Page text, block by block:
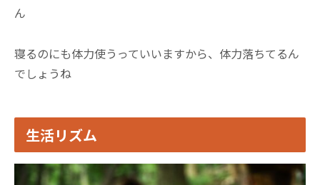
ん
寝るのにも体力使うっていいますから、体力落ちてるん
でしょうね
生活リズム